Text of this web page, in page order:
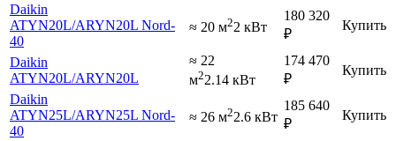
Daikin
ATYN20L/ARYN20L Nord-
40
≈ 20 м22 кВт
180 320
₽
Купить
Daikin
ATYN20L/ARYN20L
≈ 22
м22.14 кВт
174 470
₽
Купить
Daikin
ATYN25L/ARYN25L Nord-
40
≈ 26 м22.6 кВт
185 640
₽
Купить